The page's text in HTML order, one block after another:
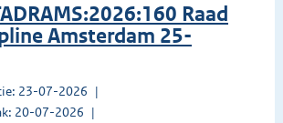
Raad
Amsterdam 25-
23-07-2026
20-07-2026